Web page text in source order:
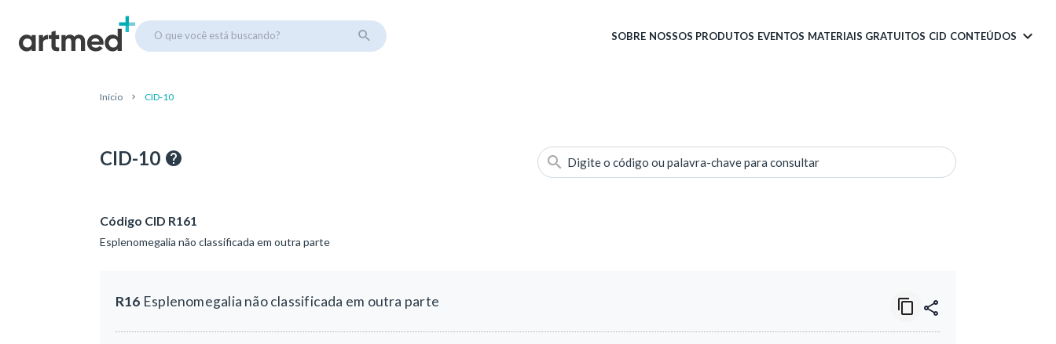
O que você está buscando? SOBRE NOSSOS PRODUTOS EVENTOS MATERIAIS GRATUITOS CID CONTEÚDOS
Início CID-10
CID-10 Digite o código ou palavra-chave para consultar
Código CID R161
Esplenomegalia não classificada em outra parte
R16 Esplenomegalia não classificada em outra parte